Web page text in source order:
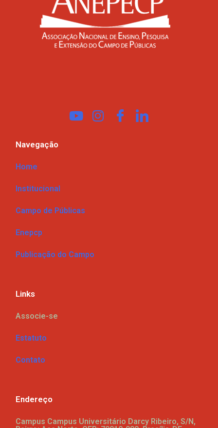
Navegação
Home
Institucional
Campo de Públicas
Enepcp
Publicação do Campo
Links
Associe-se
Estatuto
Contato
Endereço
Campus Campus Universitário Darcy Ribeiro, S/N,